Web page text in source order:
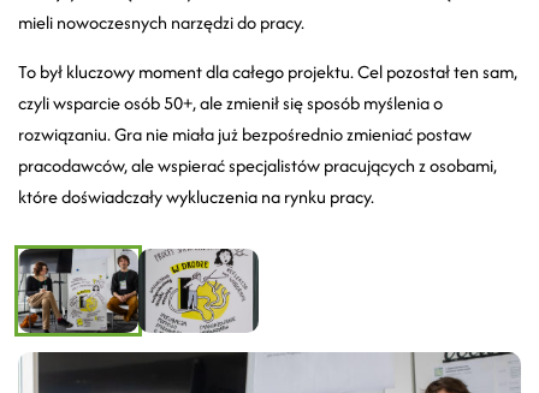
mieli nowoczesnych narzędzi do pracy.
To był kluczowy moment dla całego projektu. Cel pozostał ten sam,
czyli wsparcie osób 50+, ale zmienił się sposób myślenia o
rozwiązaniu. Gra nie miała już bezpośrednio zmieniać postaw
pracodawców, ale wspierać specjalistów pracujących z osobami,
które doświadczały wykluczenia na rynku pracy.